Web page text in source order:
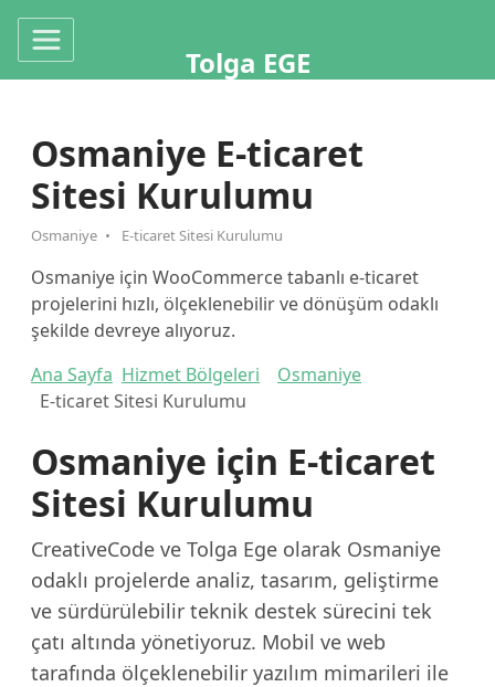
Tolga EGE
Osmaniye E-ticaret
Sitesi Kurulumu
Osmaniye E-ticaret Sitesi Kurulumu
Osmaniye için WooCommerce tabanlı e-ticaret
projelerini hızlı, ölçeklenebilir ve dönüşüm odaklı
şekilde devreye alıyoruz.
Ana Sayfa Hizmet Bölgeleri
Osmaniye
E-ticaret Sitesi Kurulumu
Osmaniye için E-ticaret
Sitesi Kurulumu
CreativeCode ve Tolga Ege olarak Osmaniye
odaklı projelerde analiz, tasarım, geliştirme
ve sürdürülebilir teknik destek sürecini tek
çatı altında yönetiyoruz. Mobil ve web
tarafında ölçeklenebilir yazılım mimarileri ile